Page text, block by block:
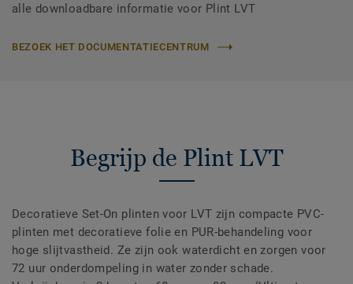
alle downloadbare informatie voor Plint LVT
BEZOEK HET DOCUMENTATIECENTRUM
Begrijp de Plint LVT
Decoratieve Set-On plinten voor LVT zijn compacte PVC-
plinten met decoratieve folie en PUR-behandeling voor
hoge slijtvastheid. Ze zijn ook waterdicht en zorgen voor
72 uur onderdompeling in water zonder schade.